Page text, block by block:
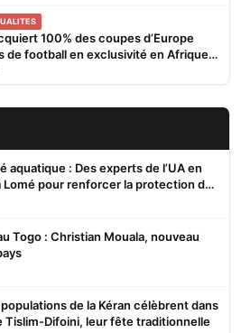
100% des coupes d’Europe
de football en exclusivité en Afrique
pour 4 saisons jusqu’en 2031
aquatique : Des experts de l’UA en
Lomé pour renforcer la protection des
Togo : Christian Mouala, nouveau
de la Kéran célèbrent dans
Tislim-Difoini, leur fête traditionnelle